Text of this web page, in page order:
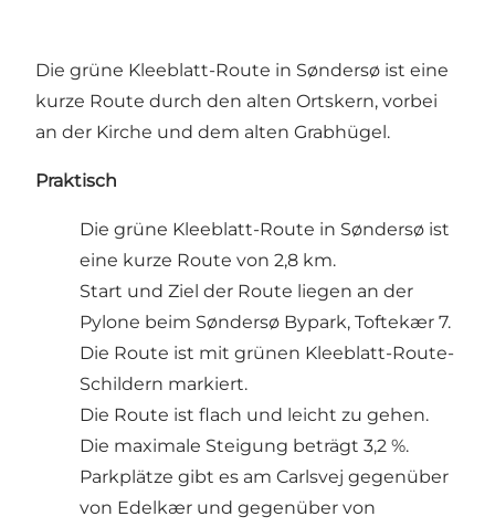
Die grüne Kleeblatt-Route in Søndersø ist eine
kurze Route durch den alten Ortskern, vorbei
an der Kirche und dem alten Grabhügel.
Praktisch
Die grüne Kleeblatt-Route in Søndersø ist
eine kurze Route von 2,8 km.
Start und Ziel der Route liegen an der
Pylone beim Søndersø Bypark, Toftekær 7.
Die Route ist mit grünen Kleeblatt-Route-
Schildern markiert.
Die Route ist flach und leicht zu gehen.
Die maximale Steigung beträgt 3,2 %.
Parkplätze gibt es am Carlsvej gegenüber
von Edelkær und gegenüber von